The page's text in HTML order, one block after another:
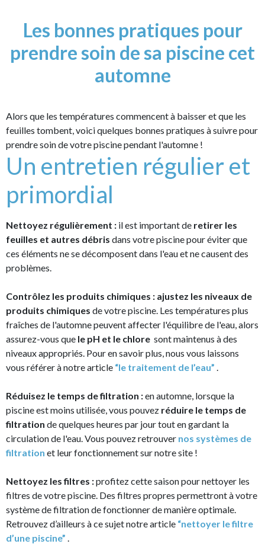
Les bonnes pratiques pour
prendre soin de sa piscine cet
automne
Alors que les températures commencent à baisser et que les
feuilles tombent, voici quelques bonnes pratiques à suivre pour
prendre soin de votre piscine pendant l'automne ! ​​​
Un entretien régulier et
primordial
Nettoyez régulièrement : il est important de retirer les
feuilles et autres débris dans votre piscine pour éviter que
ces éléments ne se décomposent dans l'eau et ne causent des
problèmes.
Contrôlez les produits chimiques : ajustez les niveaux de
produits chimiques de votre piscine. Les températures plus
fraîches de l'automne peuvent affecter l'équilibre de l'eau, alors
assurez-vous que le pH et le chlore sont maintenus à des
niveaux appropriés. Pour en savoir plus, nous vous laissons
vous référer à notre article “le traitement de l’eau” .
Réduisez le temps de filtration :en automne, lorsque la
piscine est moins utilisée, vous pouvez réduire le temps de
filtration de quelques heures par jour tout en gardant la
circulation de l'eau. Vous pouvez retrouver nos systèmes de
filtration et leur fonctionnement sur notre site !
Nettoyez les filtres :profitez cette saison pour nettoyer les
filtres de votre piscine. Des filtres propres permettront à votre
système de filtration de fonctionner de manière optimale.
Retrouvez d’ailleurs à ce sujet notre article “nettoyer le filtre
d’une piscine” .